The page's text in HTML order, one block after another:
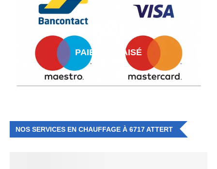
PAIEMENT AISÉ
NOS SERVICES EN CHAUFFAGE À 6717 ATTERT